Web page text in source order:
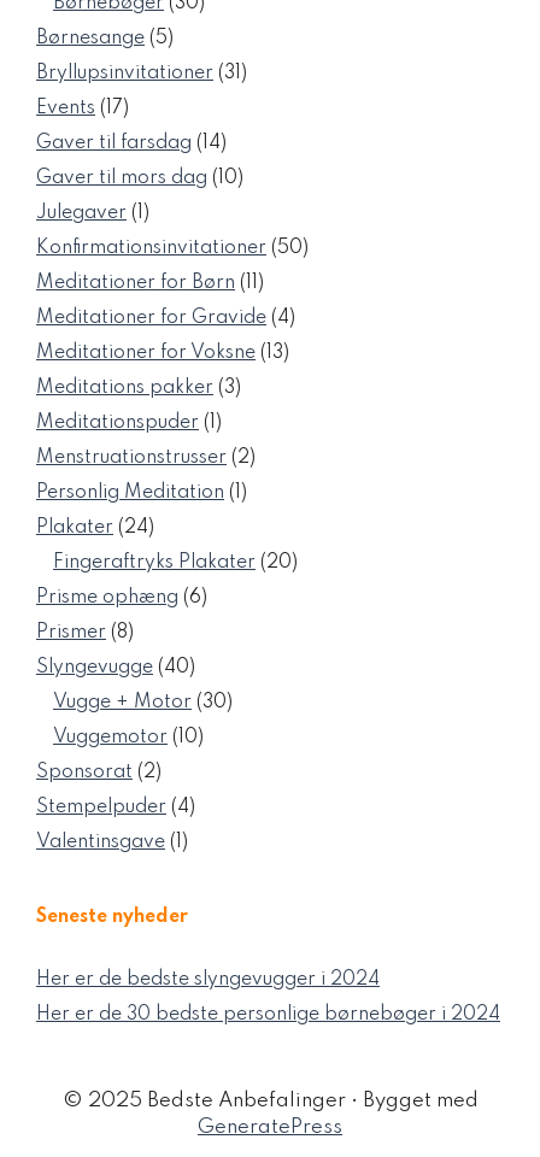
Børnesange 55
varer
Bryllupsinvitationer 31 31
Events 1717
varer
Gaver til farsdag 1414
varer
Gaver til mors dag 1010
Julegaver
1
vare
Konfirmationsinvitationer 5050
Meditationer for Børn
11
varer
Meditationer for Gravide 44
Meditationer for Voksne 1313
Meditations pakker 33
Meditationspuder
1
vare
Menstruationstrusser 22
Personlig Meditation
1
Plakater 2424
varer
Fingeraftryks Plakater 2020
Prisme ophæng 66
Prismer 88
varer
Slyngevugge 4040
varer
Vugge + Motor 3030
Vuggemotor 1010
Sponsorat 22
varer
Stempelpuder 44
Valentinsgave
1
Seneste nyheder
Her er de bedste slyngevugger i 2024
Her er de 30 bedste personlige børnebøger i 2024
© 2025 Bedste Anbefalinger• Bygget med
GeneratePress